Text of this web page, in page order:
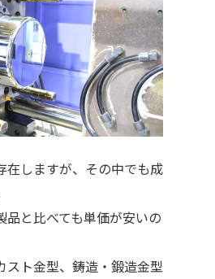
在しますが、その中でも成
と比べても単価が安いの
ト金型、鋳造・鍛造金型